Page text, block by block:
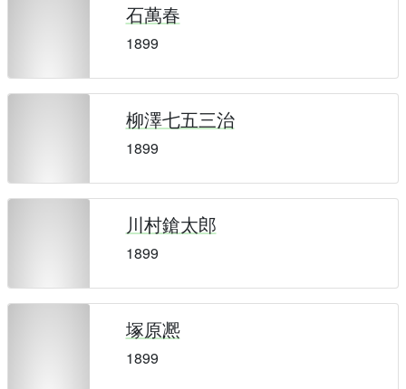
石萬春
1899
柳澤七五三治
1899
川村鎗太郎
1899
塚原凞
1899